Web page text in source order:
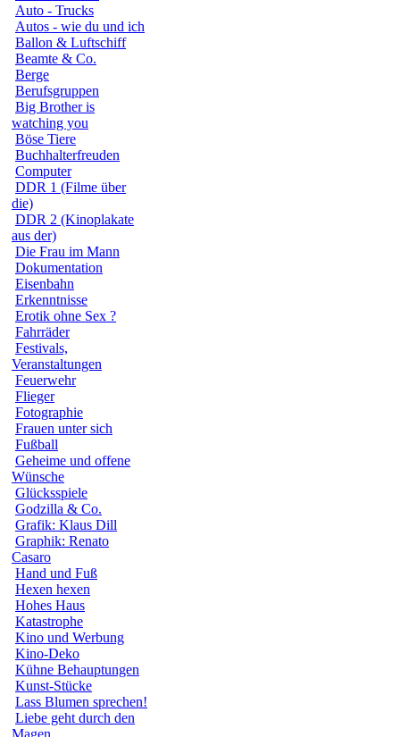
Auto - Trucks
Autos - wie du und ich
Ballon & Luftschiff
Beamte & Co.
Berge
Berufsgruppen
Big Brother is
watching you
Böse Tiere
Buchhalterfreuden
Computer
DDR 1 (Filme über
die)
DDR 2 (Kinoplakate
aus der)
Die Frau im Mann
Dokumentation
Eisenbahn
Erkenntnisse
Erotik ohne Sex ?
Fahrräder
Festivals,
Veranstaltungen
Feuerwehr
Flieger
Fotographie
Frauen unter sich
Fußball
Geheime und offene
Wünsche
Glücksspiele
Godzilla & Co.
Grafik: Klaus Dill
Graphik: Renato
Casaro
Hand und Fuß
Hexen hexen
Hohes Haus
Katastrophe
Kino und Werbung
Kino-Deko
Kühne Behauptungen
Kunst-Stücke
Lass Blumen sprechen!
Liebe geht durch den
Magen